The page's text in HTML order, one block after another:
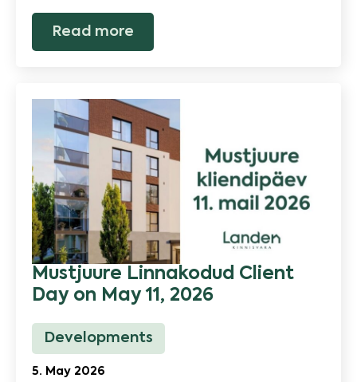
Read more
Mustjuure Linnakodud Client
Day on May 11, 2026
5. May 2026
Developments